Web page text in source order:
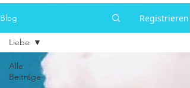
Blog Registrieren
Alle
Beiträge
Liebe